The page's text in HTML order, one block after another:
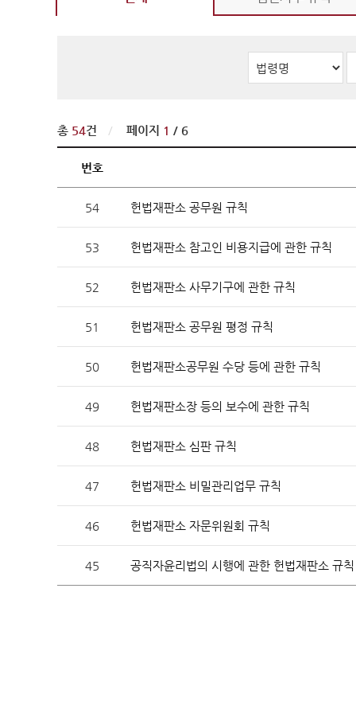
판례·법령·통계 판례
분야
헌법재
헌법
헌법재판 안내
헌법
총 54건 / 페이지 1 / 6
번호
54 헌법재판소 공무원 규칙
53 헌법재판소 참고인 비용지급에 관한 규칙
52 헌법재판소 사무기구에 관한 규칙
51 헌법재판소 공무원 평정 규칙
50 헌법재판소공무원 수당 등에 관한 규칙
49 헌법재판소장 등의 보수에 관한 규칙
48 헌법재판소 심판 규칙
47 헌법재판소 비밀관리업무 규칙
46 헌법재판소 자문위원회 규칙
45 공직자윤리법의 시행에 관한 헌법재판소 규칙